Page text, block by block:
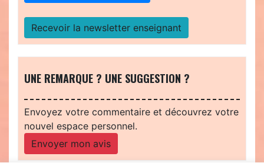
Recevoir la newsletter enseignant
UNE REMARQUE ? UNE SUGGESTION ?
Envoyez votre commentaire et découvrez votre
nouvel espace personnel.
Envoyer mon avis